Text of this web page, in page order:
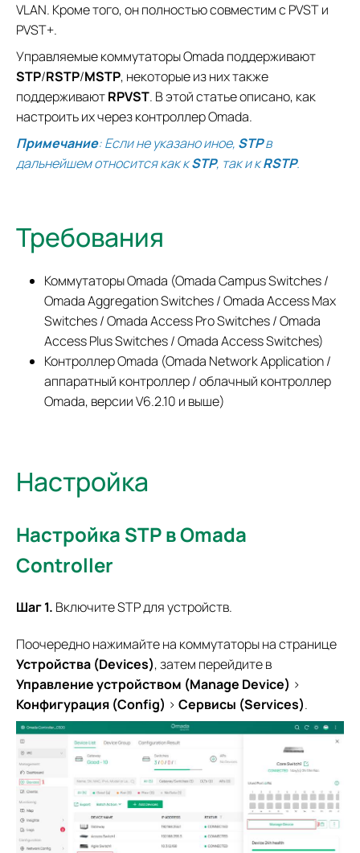
VLAN. Кроме того, он полностью совместим с PVST и
PVST+.
Управляемые коммутаторы Omada поддерживают
STP/RSTP/MSTP, некоторые из них также
поддерживаютRPVST. В этой статье описано, как
настроить их через контроллер Omada.
Примечание: Если не указано иное, STPв
дальнейшем относится как кSTP, так и кRSTP.
Требования
Коммутаторы Omada (Omada Campus Switches /
Omada Aggregation Switches / Omada Access Max
Switches / Omada Access Pro Switches / Omada
Access Plus Switches / Omada Access Switches)
Контроллер Omada (Omada Network Application /
аппаратный контроллер / облачный контроллер
Omada, версии V6.2.10 и выше)
Настройка
Настройка STP в Omada
Controller
Шаг 1. Включите STP для устройств.
Поочередно нажимайте на коммутаторы на странице
Устройства (Devices), затем перейдите в
Управление устройством (Manage Device) >
Конфигурация (Config) > Сервисы (Services).